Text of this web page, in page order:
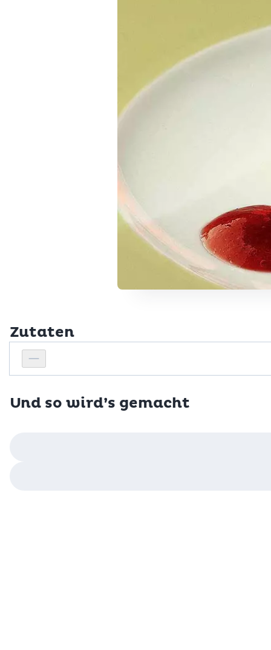
Zutaten
Personenanzahl verringern
Personenanzahl
Und so wird’s gemacht